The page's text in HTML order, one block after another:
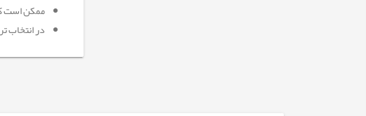
ممکن است
در انتخاب